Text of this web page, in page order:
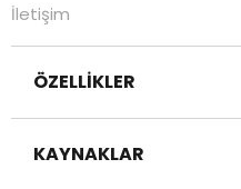
İletişim
ÖZELLİKLER
KAYNAKLAR